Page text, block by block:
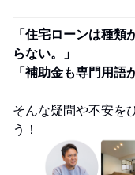
「住宅ローンは種
らない。」
「補助金も専門用語
そんな疑問や不安を
う！